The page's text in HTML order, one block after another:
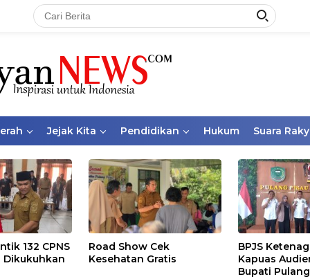
Jejak Kita Pendidikan Hukum Suara
132 CPNS
Dikukuhkan
Road Show Cek
Kesehatan Gratis
BPJS
Kapuas
Bupati